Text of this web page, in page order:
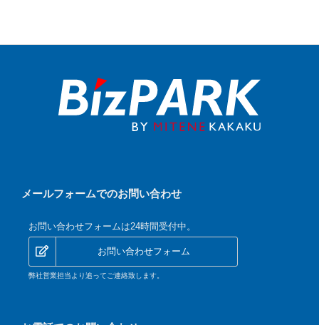
メールフォームでのお問い合わせ
お問い合わせフォームは24時間受付中。
お問い合わせフォーム
弊社営業担当より追ってご連絡致します。